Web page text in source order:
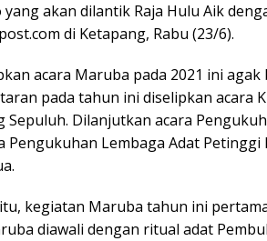
akan dilantik Raja Hulu Aik
di Ketapang, Rabu (23/6).
acara Maruba pada 2021 ini
pada tahun ini diselipkan acara
Sepuluh. Dilanjutkan acara
Pengukuhan Lembaga Adat
kegiatan Maruba tahun ini
diawali dengan ritual adat